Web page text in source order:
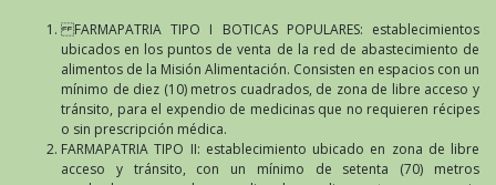
FARMAPATRIA TIPO I BOTICAS POPULARES: establecimientos
ubicados en los puntos de venta de la red de abastecimiento de
alimentos de la Misión Alimentación. Consisten en espacios con un
mínimo de diez (10) metros cuadrados, de zona de libre acceso y
tránsito, para el expendio de medicinas que no requieren récipes
o sin prescripción médica.
FARMAPATRIA TIPO II: establecimiento ubicado en zona de libre
acceso y tránsito, con un mínimo de setenta (70) metros